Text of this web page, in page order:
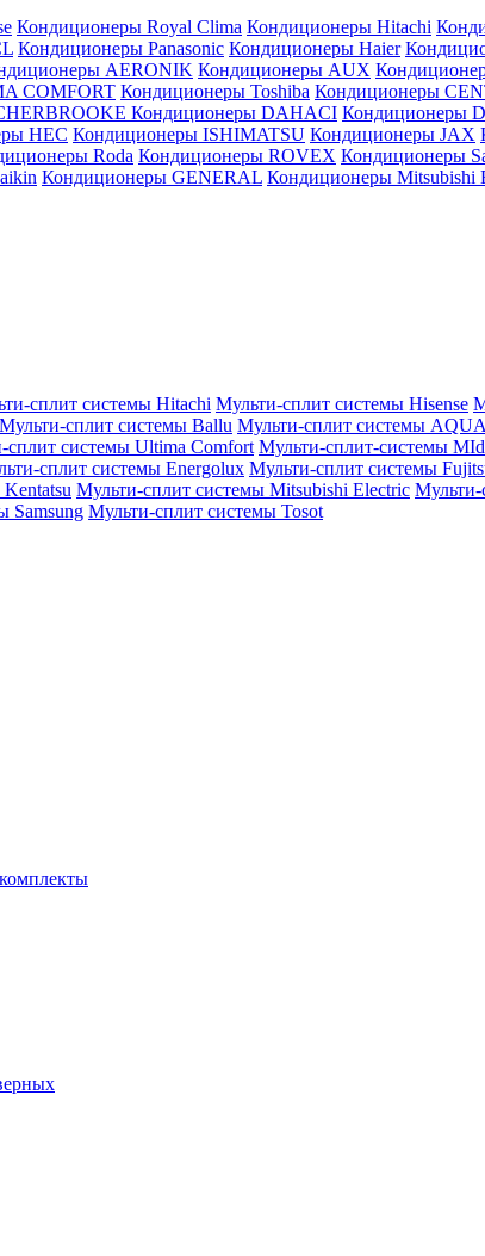
Кондиционеры Royal Clima Кондиционеры Hitachi
Кондиционеры Panasonic Кондиционеры Haier
AERONIK Кондиционеры AUX
COMFORT Кондиционеры Toshiba Кондиционеры
Кондиционеры DAHACI Кондиционеры
HEC Кондиционеры ISHIMATSU Кондиционеры JAX
Roda Кондиционеры ROVEX Кондиционеры
Кондиционеры GENERAL Кондиционеры Mitsubishi
сплит системы Hitachi Мульти-сплит системы Hisense
Мульти-сплит системы Ballu Мульти-сплит системы AQUA
сплит системы Ultima Comfort Мульти-сплит-системы
сплит системы Energolux Мульти-сплит системы
Мульти-сплит системы Mitsubishi Electric Мульти-
Samsung Мульти-сплит системы Tosot